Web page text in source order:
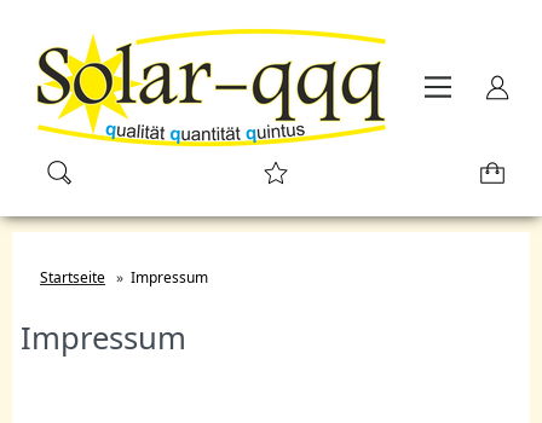
Startseite » Impressum
Impressum